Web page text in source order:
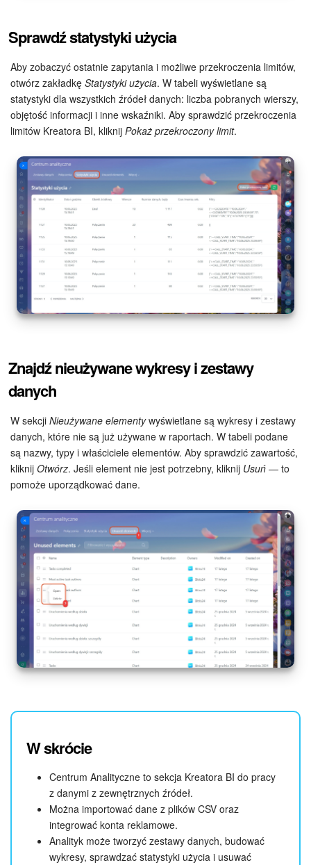
Sprawdź statystyki użycia
Aby zobaczyć ostatnie zapytania i możliwe przekroczenia limitów,
otwórz zakładkę Statystyki użycia. W tabeli wyświetlane są
statystyki dla wszystkich źródeł danych: liczba pobranych wierszy,
objętość informacji i inne wskaźniki. Aby sprawdzić przekroczenia
limitów Kreatora BI, kliknij Pokaż przekroczony limit.
Znajdź nieużywane wykresy i zestawy
danych
W sekcji Nieużywane elementywyświetlane są wykresy i zestawy
danych, które nie są już używane w raportach. W tabeli podane
są nazwy, typy i właściciele elementów. Aby sprawdzić zawartość,
kliknij Otwórz. Jeśli element nie jest potrzebny, kliknij Usuń — to
pomoże uporządkować dane.
W skrócie
Centrum Analityczne to sekcja Kreatora BI do pracy
z danymi z zewnętrznych źródeł.
Można importować dane z plików CSV oraz
integrować konta reklamowe.
Analityk może tworzyć zestawy danych, budować
wykresy, sprawdzać statystyki użycia i usuwać